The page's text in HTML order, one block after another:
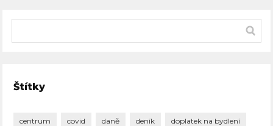
Štítky
centrum covid daně deník doplatek na bydlení